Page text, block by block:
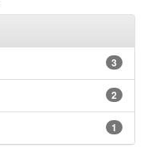
3
2
1